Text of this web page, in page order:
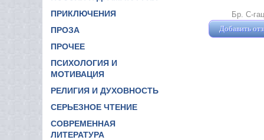
ПРИКЛЮЧЕНИЯ
ПРОЗА
ПРОЧЕЕ
ПСИХОЛОГИЯ И
МОТИВАЦИЯ
РЕЛИГИЯ И ДУХОВНОСТЬ
СЕРЬЕЗНОЕ ЧТЕНИЕ
СОВРЕМЕННАЯ
ЛИТЕРАТУРА
Бр. С-
Добавить